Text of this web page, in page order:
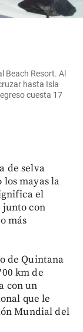
Beach Resort. Al
hasta Isla
cuesta 17
de selva
los mayas la
el
junto con
más
de Quintana
km de
con un
que le
Mundial del